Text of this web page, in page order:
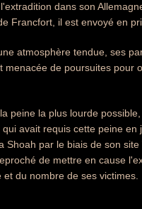
dans son
Francfort, il est envoyé en
atmosphère tendue, ses
de poursuites pour
peine la plus lourde
avait requis cette peine
par le biais de son
de mettre en cause
du nombre de ses victimes.